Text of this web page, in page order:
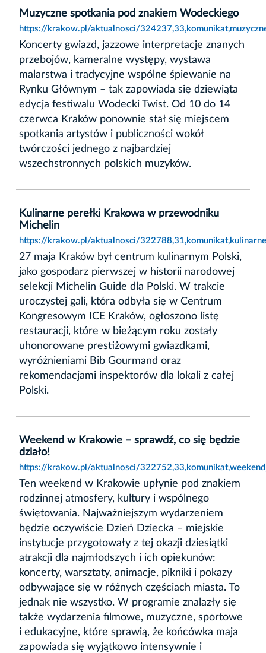
Muzyczne spotkania pod znakiem Wodeckiego
https://krakow.pl/aktualnosci/
Koncerty gwiazd, jazzowe interpretacje znanych
przebojów, kameralne występy, wystawa
malarstwa i tradycyjne wspólne śpiewanie na
Rynku Głównym – tak zapowiada się dziewiąta
edycja festiwalu Wodecki Twist. Od 10 do 14
czerwca Kraków ponownie stał się miejscem
spotkania artystów i publiczności wokół
twórczości jednego z najbardziej
wszechstronnych polskich muzyków.
Kulinarne perełki Krakowa w przewodniku
Michelin
https://krakow.pl/aktualnosci/
27 maja Kraków był centrum kulinarnym Polski,
jako gospodarz pierwszej w historii narodowej
selekcji Michelin Guide dla Polski. W trakcie
uroczystej gali, która odbyła się w Centrum
Kongresowym ICE Kraków, ogłoszono listę
restauracji, które w bieżącym roku zostały
uhonorowane prestiżowymi gwiazdkami,
wyróżnieniami Bib Gourmand oraz
rekomendacjami inspektorów dla lokali z całej
Polski.
Weekend w Krakowie – sprawdź, co się będzie
działo!
https://krakow.pl/aktualnosci/
Ten weekend w Krakowie upłynie pod znakiem
rodzinnej atmosfery, kultury i wspólnego
świętowania. Najważniejszym wydarzeniem
będzie oczywiście Dzień Dziecka – miejskie
instytucje przygotowały z tej okazji dziesiątki
atrakcji dla najmłodszych i ich opiekunów:
koncerty, warsztaty, animacje, pikniki i pokazy
odbywające się w różnych częściach miasta. To
jednak nie wszystko. W programie znalazły się
także wydarzenia filmowe, muzyczne, sportowe
i edukacyjne, które sprawią, że końcówka maja
zapowiada się wyjątkowo intensywnie i